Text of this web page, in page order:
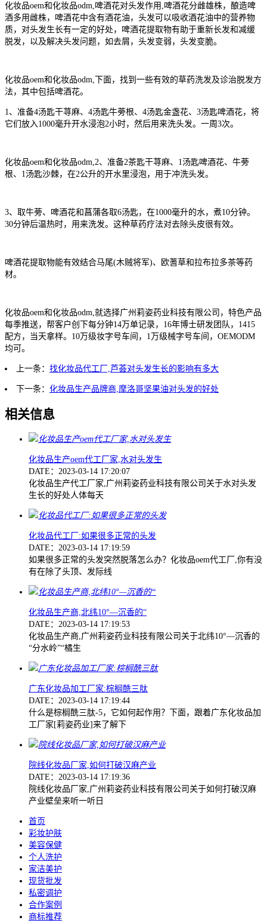
化妆品oem和化妆品odm,啤酒花对头发作用,啤酒花分雌雄株，酿造啤
酒多用雌株，啤酒花中含有酒花油，头发可以吸收酒花油中的营养物
质，对头发生长有一定的好处，啤酒花提取物有助于重新长发和减缓
脱发，以及解决头发问题，如去屑，头发变弱，头发变脆。
化妆品oem和化妆品odm,下面，找到一些有效的草药洗发及诊治脱发方
法，其中包括啤酒花。
1、准备4汤匙干荨麻、4汤匙牛蒡根、4汤匙金盏花、3汤匙啤酒花，将
它们放入1000毫升开水浸泡2小时，然后用来洗头发。一周3次。
化妆品oem和化妆品odm,2、准备2茶匙干荨麻、1汤匙啤酒花、牛蒡
根、1汤匙沙棘，在2公升的开水里浸泡，用于冲洗头发。
3、取牛蒡、啤酒花和菖蒲各取6汤匙，在1000毫升的水，煮10分钟。
30分钟后温热时，用来洗发。这种草药疗法对去除头皮很有效。
啤酒花提取物能有效结合马尾(木贼将军)、欧蓍草和拉布拉多茶等药
材。
化妆品oem和化妆品odm,就选择广州莉姿药业科技有限公司，特色产品
每季推送，帮客户创下每分钟14万单记录，16年博士研发团队，1415
配方，当天拿样。10万级妆字号车间，1万级械字号车间，OEMODM
均可。
上一条： 找化妆品代工厂,芦荟对头发生长的影响有多大
下一条： 化妆品生产品牌商,摩洛哥坚果油对头发的好处
相关信息
化妆品生产oem代工厂家,水对头发生
DATE：2023-03-14 17:20:07
化妆品生产代工厂家,广州莉姿药业科技有限公司关于水对头发
生长的好处人体每天
化妆品代工厂:如果很多正常的头发
DATE：2023-03-14 17:19:59
如果很多正常的头发突然脱落怎么办？化妆品oem代工厂,你有没
有在除了头顶、发际线
化妆品生产商,北纬10°—沉香的“
DATE：2023-03-14 17:19:53
化妆品生产商,广州莉姿药业科技有限公司关于北纬10°—沉香的
“分水岭”“橘生
广东化妆品加工厂家:棕榈酰三肽
DATE：2023-03-14 17:19:44
什么是棕榈酰三肽-5，它如何起作用？下面，跟着广东化妆品加
工厂家[莉姿药业]来了解下
院线化妆品厂家,如何打破汉麻产业
DATE：2023-03-14 17:19:36
院线化妆品厂家,广州莉姿药业科技有限公司关于如何打破汉麻
产业壁垒来听一听日
首页
彩妆护肤
美容保健
个人洗护
家洁美护
现货批发
私密调护
合作案例
商标推荐